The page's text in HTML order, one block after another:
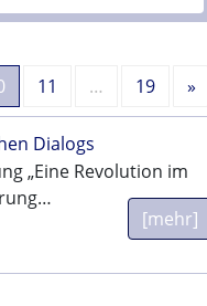
11 … 19 »
Dialogs
„Eine Revolution im
[mehr]